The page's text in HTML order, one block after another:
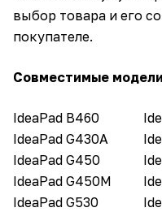
выбор товара и его
покупателе.
Совместимые
IdeaPad B460
IdeaPad G430A
IdeaPad G450
IdeaPad G450M
IdeaPad G530